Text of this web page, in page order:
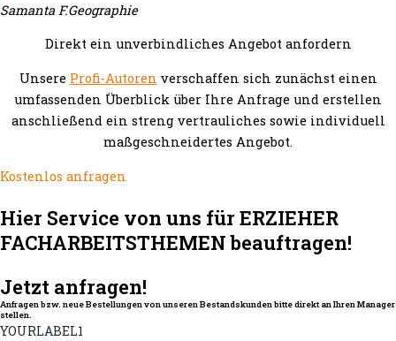
Samanta F.Geographie
Direkt ein unverbindliches Angebot anfordern
Unsere Profi-Autoren verschaffen sich zunächst einen
umfassenden Überblick über Ihre Anfrage und erstellen
anschließend ein streng vertrauliches sowie individuell
maßgeschneidertes Angebot.
Kostenlos anfragen
Hier Service von uns für ERZIEHER
FACHARBEITSTHEMEN beauftragen!
Jetzt anfragen!
Anfragen bzw. neue Bestellungen von unseren Bestandskunden bitte direkt an Ihren Manager
stellen.
YOURLABEL1